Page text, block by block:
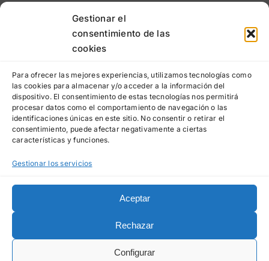
Gestionar el
consentimiento de las
cookies
Para ofrecer las mejores experiencias, utilizamos tecnologías como
las cookies para almacenar y/o acceder a la información del
dispositivo. El consentimiento de estas tecnologías nos permitirá
procesar datos como el comportamiento de navegación o las
identificaciones únicas en este sitio. No consentir o retirar el
consentimiento, puede afectar negativamente a ciertas
características y funciones.
Gestionar los servicios
Aceptar
Rechazar
Configurar
Lunes a jueves: 9:00h a 20:00h
Viernes: 9:00h a 15:00h
LEGAL
Aviso legal
Política de privacidad
Política de cookies